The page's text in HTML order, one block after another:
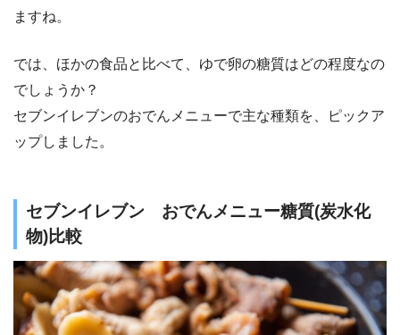
ますね。
では、ほかの食品と比べて、ゆで卵の糖質はどの程度なの
でしょうか？
セブンイレブンのおでんメニューで主な種類を、ピックア
ップしました。
セブンイレブン おでんメニュー糖質(炭水化
物)比較